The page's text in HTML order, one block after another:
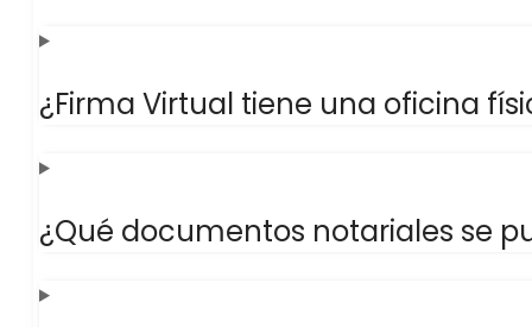
¿Firma Virtual tiene una oficina
¿Qué documentos notariales se